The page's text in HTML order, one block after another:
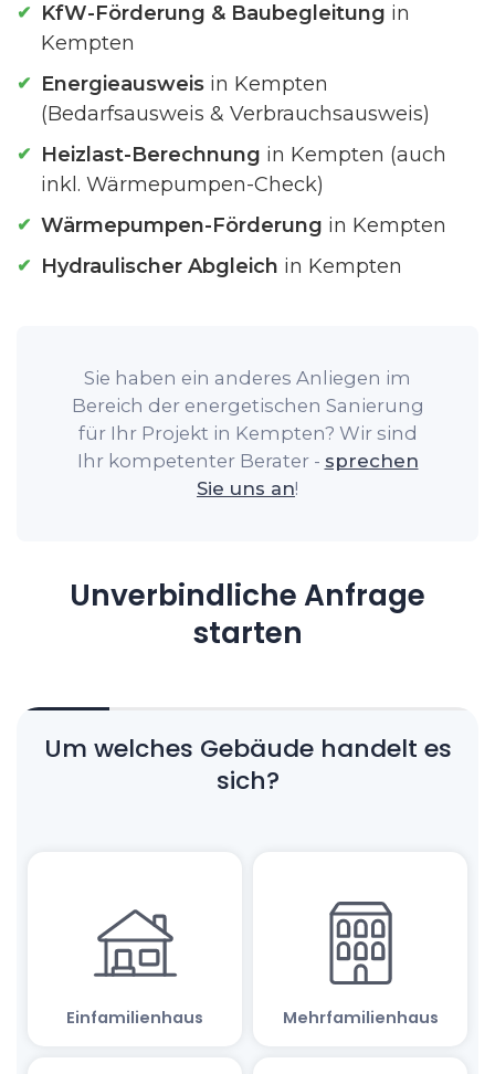
KfW-Förderung & Baubegleitung in
Kempten
Energieausweis in Kempten
(Bedarfsausweis & Verbrauchsausweis)
Heizlast-Berechnung in Kempten (auch
inkl. Wärmepumpen-Check)
Wärmepumpen-Förderung in Kempten
Hydraulischer Abgleich in Kempten
Sie haben ein anderes Anliegen im
Bereich der energetischen Sanierung
für Ihr Projekt in Kempten? Wir sind
Ihr kompetenter Berater - sprechen
Sie uns an!
Unverbindliche Anfrage
starten